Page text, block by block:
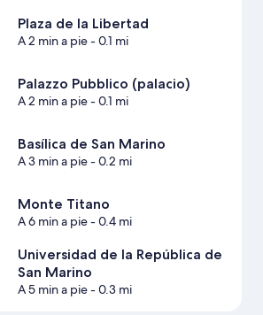
Plaza de la Libertad
A 2 min a pie- 0.1 mi
Palazzo Pubblico (palacio)
A 2 min a pie- 0.1 mi
Basílica de San Marino
A 3 min a pie- 0.2 mi
Monte Titano
A 6 min a pie- 0.4 mi
Universidad de la República de
San Marino
A 5 min a pie- 0.3 mi